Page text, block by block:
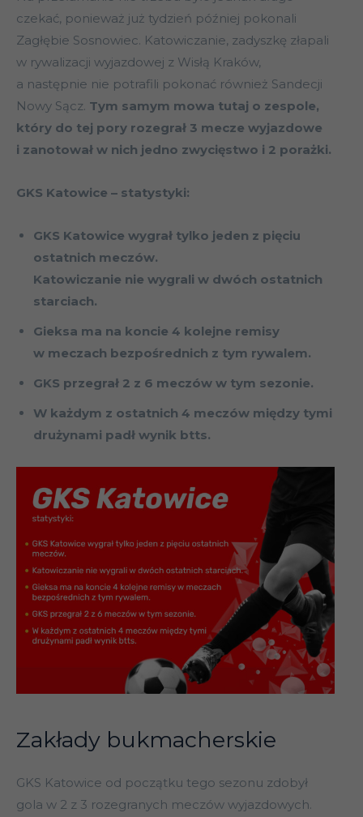
czekać, ponieważ już tydzień później pokonali
Zagłębie Sosnowiec. Katowiczanie, zadyszkę złapali
w rywalizacji wyjazdowej z Wisłą Kraków,
a następnie nie potrafili pokonać również Sandecji
Nowy Sącz. Tym samym mowa tutaj o zespole,
który do tej pory rozegrał 3 mecze wyjazdowe
i zanotował w nich jedno zwycięstwo i 2 porażki.
GKS Katowice – statystyki:
GKS Katowice wygrał tylko jeden z pięciu
ostatnich meczów.
Katowiczanie nie wygrali w dwóch ostatnich
starciach.
Gieksa ma na koncie 4 kolejne remisy
w meczach bezpośrednich z tym rywalem.
GKS przegrał 2 z 6 meczów w tym sezonie.
W każdym z ostatnich 4 meczów między tymi
drużynami padł wynik btts.
Zakłady bukmacherskie
GKS Katowice od początku tego sezonu zdobył
gola w 2 z 3 rozegranych meczów wyjazdowych.